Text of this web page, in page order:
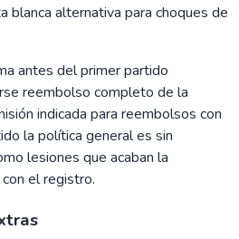
blanca alternativa para choques de
antes del primer partido
reembolso completo de la
indicada para reembolsos con
la política general es sin
lesiones que acaban la
el registro.